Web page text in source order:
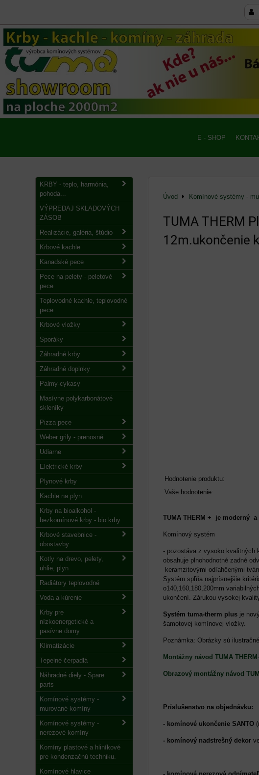
E - SHOP
Úvod Komínové systémy -
TUMA THERM
12m.ukončenie
Hodnotenie produktu:
Vaše hodnotenie:
TUMA THERM + je moderný
Komínový systém
- pozostáva z vysoko kvalitných
obsahuje plnohodnotné zadné
keramzitovými odľahčenými
Systém spľňa najprísnejšie
o140,160,180,200mm
ukončení. Zárukou vysokej
Systém tuma-therm plus je
šamotovej komínovej vložky.
Poznámka: Obrázky sú ilustračné
Montážny návod TUMA
Obrazový montážny návod
Príslušenstvo na objednávku:
- komínové ukončenie SANTO
- komínový nadstrešný dekor
KRBY - teplo, harmónia,
pohoda...
VÝPREDAJ SKLADOVÝCH
ZÁSOB
Realizácie, galéria, štúdio
Krbové kachle
Kanadské pece
Pece na pelety - peletové
pece
Teplovodné kachle, teplovodné
pece
Krbové vložky
Sporáky
Záhradné krby
Záhradné doplnky
Palmy-cykasy
Masívne polykarbonátové
skleníky
Pizza pece
Weber grily - prenosné
Udiarne
Elektrické krby
Plynové krby
Kachle na plyn
Krby na bioalkohol -
bezkomínové krby - bio krby
Krbové stavebnice -
obostavby
Kotly na drevo, pelety,
uhlie, plyn
Radiátory teplovodné
Voda a kúrenie
Krby pre
nízkoenergetické a
pasívne domy
Klimatizácie
Tepelné čerpadlá
Náhradné diely - Spare
parts
Komínové systémy -
murované komíny
Komínové systémy -
nerezové komíny
Komíny plastové a hliníkové
pre kondenzačnú techniku.
Komínové hlavice